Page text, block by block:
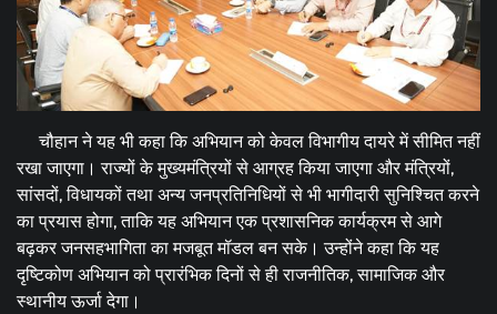
चौहान ने यह भी कहा कि अभियान को केवल विभागीय दायरे में सीमित नहीं
रखा जाएगा। राज्यों के मुख्यमंत्रियों से आग्रह किया जाएगा और मंत्रियों,
सांसदों, विधायकों तथा अन्य जनप्रतिनिधियों से भी भागीदारी सुनिश्चित करने
का प्रयास होगा, ताकि यह अभियान एक प्रशासनिक कार्यक्रम से आगे
बढ़कर जनसहभागिता का मजबूत मॉडल बन सके। उन्होंने कहा कि यह
दृष्टिकोण अभियान को प्रारंभिक दिनों से ही राजनीतिक, सामाजिक और
स्थानीय ऊर्जा देगा।